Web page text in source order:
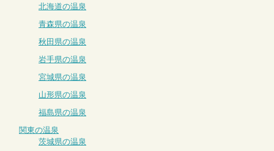
北海道の温泉
青森県の温泉
秋田県の温泉
岩手県の温泉
宮城県の温泉
山形県の温泉
福島県の温泉
関東の温泉
茨城県の温泉